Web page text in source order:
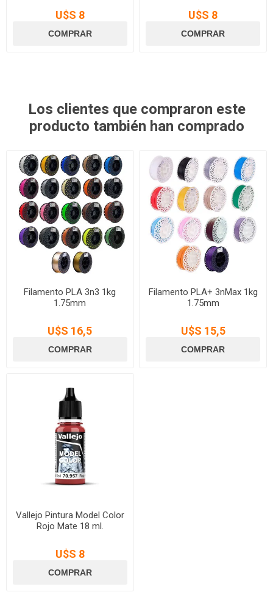
U$S 8 U$S 8
Los clientes que compraron este
producto también han comprado
Filamento PLA 3n3 1kg
1.75mm
U$S 16,5
Filamento PLA+ 3nMax 1kg
1.75mm
U$S 15,5
Vallejo Pintura Model Color
Rojo Mate 18 ml.
U$S 8